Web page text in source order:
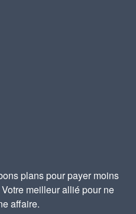
plans pour payer moins
meilleur allié pour ne
affaire.